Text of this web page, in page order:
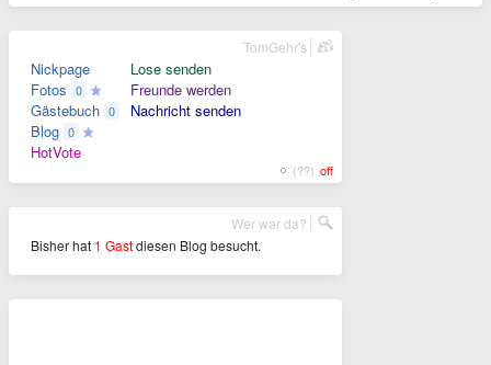
Nickpage
Fotos 0
Gästebuch 0
Blog 0
HotVote
Lose senden
Freunde werden
Nachricht senden
(??) off
TomGehr's
Bisher hat 1 Gastdiesen Blog besucht.
Wer war da?